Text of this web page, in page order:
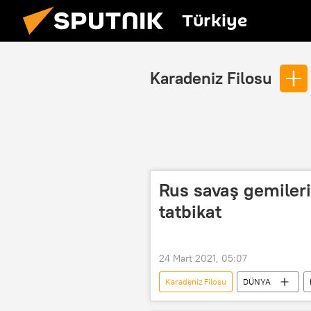
Türkiye
Karadeniz Filosu
Rus savaş
tatbikat
24 Mart 2021, 05:07
Karadeniz Filosu DÜNYA
Karadeniz
Tatbikat